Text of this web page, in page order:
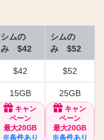
シムの
み $42
シムの
み $52
$42 $52
15GB
キャン
ペーン
最大20GB
※条件あり
25GB
キャン
ペーン
最大20GB
※条件あり